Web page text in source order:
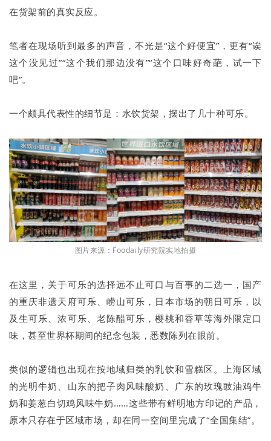
在货架前的真实反应。
笔者在现场听到最多的声音，不光是“这个好便宜”，更有“诶
这个没见过”“这个我们那边没有”“这个口味好奇葩，试一下
吧”。
一个颇具代表性的细节是：水饮货架，摆出了几十种可乐。
图片来源：Foodaily研究院实地拍摄
在这里，关于可乐的选择远不止可口与百事的二选一，国产
的重庆非遗天府可乐、崂山可乐，日本市场的朝日可乐，以
及生可乐、浓可乐、老陈醋可乐，樱桃和香草等海外限定口
味，甚至世界杯期间的纪念包装，悉数陈列在眼前。
类似的逻辑也出现在按地域归类的乳饮和雪糕区。上海区域
的光明牛奶、山东的把子肉风味酸奶、广东的玫瑰豉油鸡牛
奶和姜葱白切鸡风味牛奶……这些带有鲜明地方印记的产品，
原本只存在于区域市场，却在同一空间里完成了“全国集结”。